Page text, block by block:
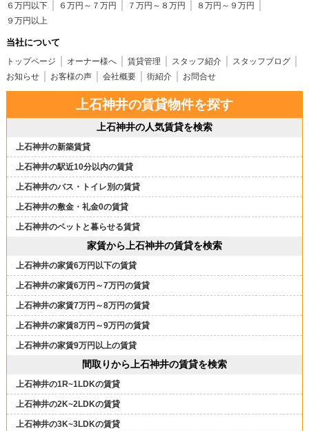
６万円以下 ６万円～７万円 ７万円～８万円
８万円～９万円
９万円以上
当社について
トップページ オーナー様へ 賃貸管理 スタッフ紹介
スタッフブログ
お知らせ
お客様の声 会社概要 街紹介 お問合せ
上石神井の賃貸物件を探す
上石神井の人気賃貸を検索
上石神井の新築賃貸
上石神井の駅近10分以内の賃貸
上石神井のバス・トイレ別の賃貸
上石神井の敷金・礼金0の賃貸
上石神井のペットと暮らせる賃貸
家賃から上石神井の賃貸を検索
上石神井の家賃6万円以下の賃貸
上石神井の家賃6万円～7万円の賃貸
上石神井の家賃7万円～8万円の賃貸
上石神井の家賃8万円～9万円の賃貸
上石神井の家賃9万円以上の賃貸
間取りから上石神井の賃貸を検索
上石神井の1R~1LDKの賃貸
上石神井の2K~2LDKの賃貸
上石神井の3K~3LDKの賃貸